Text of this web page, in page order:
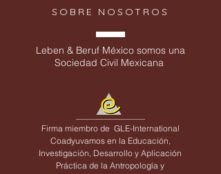
SOBRE NOSOTROS
Leben & Beruf México somos una
Sociedad Civil Mexicana
Firma miembro de GLE-International
Coadyuvamos en la Educación,
Investigación, Desarrollo y Aplicación
Práctica de la Antropología y